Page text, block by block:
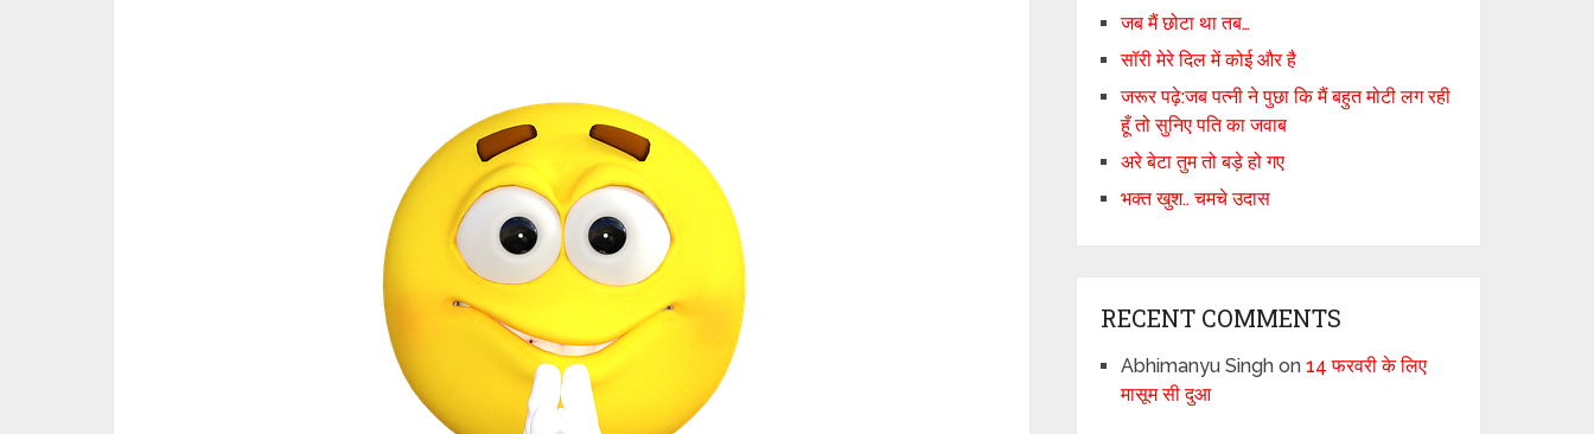
जब मैं छोटा था तब…
सॉरी मेरे दिल में कोई और है
जरूर पढ़े:जब पत्नी ने पुछा कि मैं बहुत मोटी लग रही
हूँ तो सुनिए पति का जवाब
अरे बेटा तुम तो बड़े हो गए
भक्त खुश.. चमचे उदास
RECENT COMMENTS
Abhimanyu Singh on14 फरवरी के लिए
मासूम सी दुआ